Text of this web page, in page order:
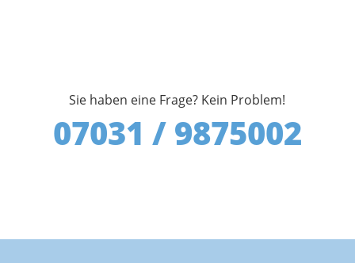
Sie haben eine Frage? Kein Problem!
07031 / 9875002